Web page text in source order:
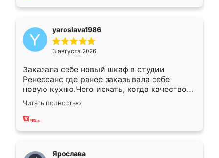
yaroslava1986
3 августа 2026
Заказала себе новый шкаф в студии
Ренессанс где ранее заказывала себе
новую кухню.Чего искать, когда качеством
вполне довольна. Служит кухня уже почти
два года, нареканий нет.
Читать полностью
Ярослава